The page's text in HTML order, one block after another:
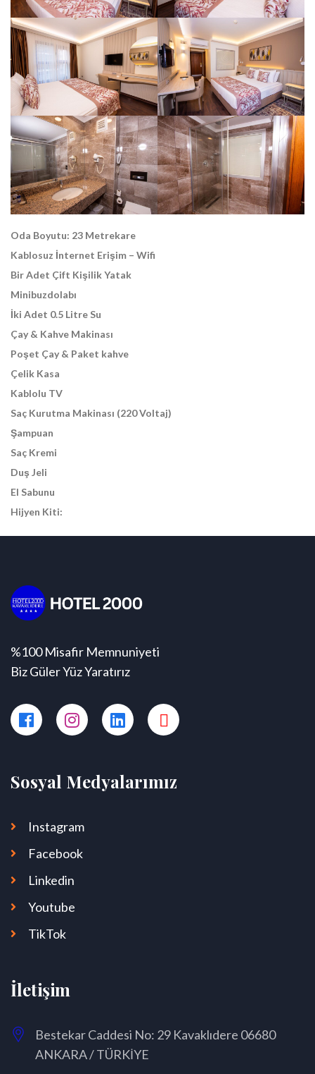
Oda Boyutu: 23 Metrekare
Kablosuz İnternet Erişim – Wifi
Bir Adet Çift Kişilik Yatak
Minibuzdolabı
İki Adet 0.5 Litre Su
Çay & Kahve Makinası
Poşet Çay & Paket kahve
Çelik Kasa
Kablolu TV
Saç Kurutma Makinası (220 Voltaj)
Şampuan
Saç Kremi
Duş Jeli
El Sabunu
Hijyen Kiti:
%100 Misafir Memnuniyeti
Biz Güler Yüz Yaratırız
Sosyal Medyalarımız
Instagram
Facebook
Linkedin
Youtube
TikTok
İletişim
Bestekar Caddesi No: 29 Kavaklıdere 06680
ANKARA / TÜRKİYE